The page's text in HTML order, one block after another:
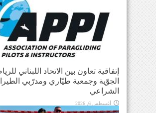
إتفاقية تعاون بين الاتحاد اللبناني
الجوّية وجمعية طيّاري ومدرّبي
الشراعي
أغسطس 6, 2026